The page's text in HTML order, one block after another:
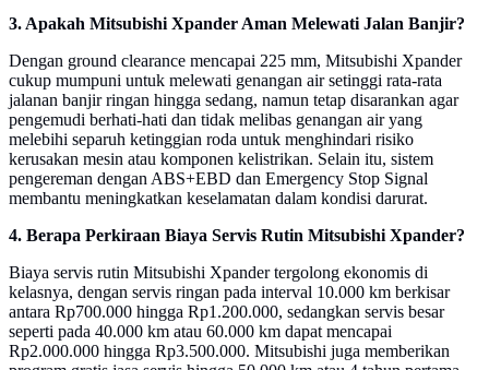
3. Apakah Mitsubishi Xpander Aman Melewati Jalan Banjir?
Dengan ground clearance mencapai 225 mm, Mitsubishi Xpander
cukup mumpuni untuk melewati genangan air setinggi rata-rata
jalanan banjir ringan hingga sedang, namun tetap disarankan agar
pengemudi berhati-hati dan tidak melibas genangan air yang
melebihi separuh ketinggian roda untuk menghindari risiko
kerusakan mesin atau komponen kelistrikan. Selain itu, sistem
pengereman dengan ABS+EBD dan Emergency Stop Signal
membantu meningkatkan keselamatan dalam kondisi darurat.
4. Berapa Perkiraan Biaya Servis Rutin Mitsubishi Xpander?
Biaya servis rutin Mitsubishi Xpander tergolong ekonomis di
kelasnya, dengan servis ringan pada interval 10.000 km berkisar
antara Rp700.000 hingga Rp1.200.000, sedangkan servis besar
seperti pada 40.000 km atau 60.000 km dapat mencapai
Rp2.000.000 hingga Rp3.500.000. Mitsubishi juga memberikan